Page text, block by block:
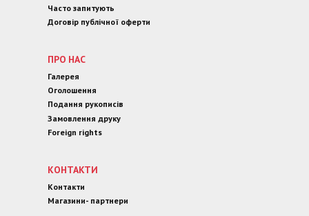
Часто запитують
Договір публічної оферти
ПРО НАС
Галерея
Оголошення
Подання рукописів
Замовлення друку
Foreign rights
КОНТАКТИ
Контакти
Магазини- партнери